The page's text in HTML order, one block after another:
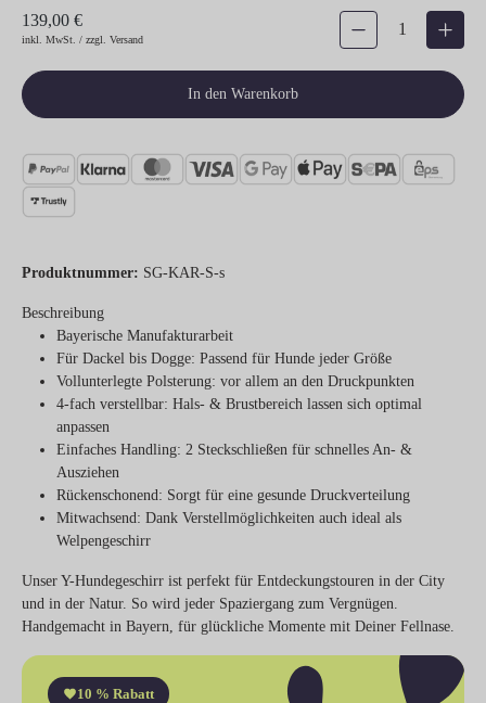
139,00 €
inkl. MwSt. / zzgl. Versand
Produkt Anzahl: Gib den
In den Warenkorb
Produktnummer: SG-KAR-S-s
Beschreibung
Bayerische Manufakturarbeit
Für Dackel bis Dogge: Passend für Hunde jeder Größe
Vollunterlegte Polsterung: vor allem an den Druckpunkten
4-fach verstellbar: Hals- & Brustbereich lassen sich optimal
anpassen
Einfaches Handling: 2 Steckschließen für schnelles An- &
Ausziehen
Rückenschonend: Sorgt für eine gesunde Druckverteilung
Mitwachsend: Dank Verstellmöglichkeiten auch ideal als
Welpengeschirr
Unser Y-Hundegeschirr ist perfekt für Entdeckungstouren in der City
und in der Natur. So wird jeder Spaziergang zum Vergnügen.
Handgemacht in Bayern, für glückliche Momente mit Deiner Fellnase.
10 % Rabatt